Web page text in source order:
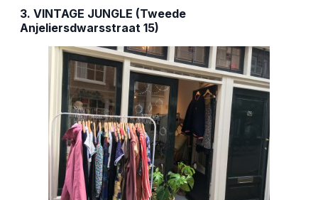
3. VINTAGE JUNGLE (Tweede
Anjeliersdwarsstraat 15)